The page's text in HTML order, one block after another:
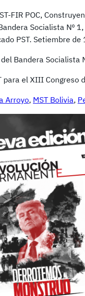
FIR POC,
Socialista Nº
PST. Setiembre de
Bandera Socialista
para el XIII Congreso
Arroyo, MST Bolivia,